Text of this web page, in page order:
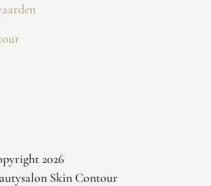
2026
Skin Contour